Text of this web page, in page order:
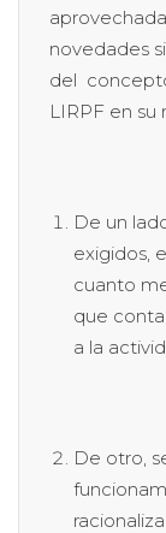
novedades
del
LIRPF en su
De un
exigidos,
cuanto
que
a la
De otro,